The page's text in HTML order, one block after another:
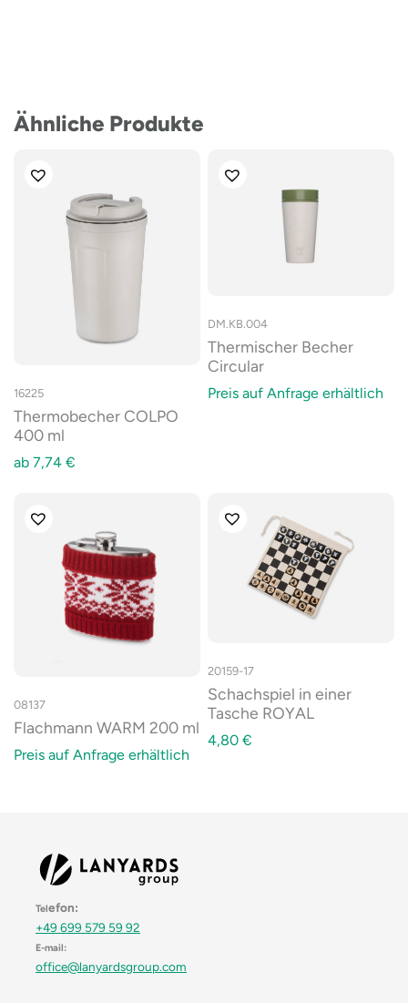
Ähnliche Produkte
16225
Thermobecher COLPO
400 ml
ab 7,74 €
DM.KB.004
Thermischer Becher
Circular
Preis auf Anfrage erhältlich
08137
Flachmann WARM 200 ml
Preis auf Anfrage erhältlich
20159-17
Schachspiel in einer
Tasche ROYAL
4,80 €
Telefon:
+49 699 579 59 92
E-mail:
office@lanyardsgroup.com